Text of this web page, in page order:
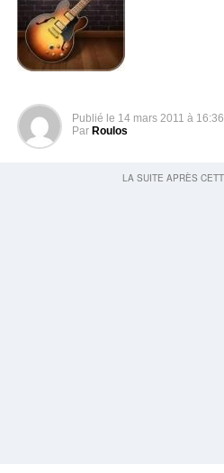
Publié le 14 mars 2011 à 16:36
Par Roulos